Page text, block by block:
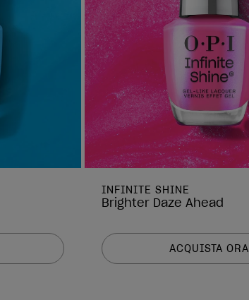
INFINITE SHINE
Brighter Daze Ahead
ACQUISTA ORA